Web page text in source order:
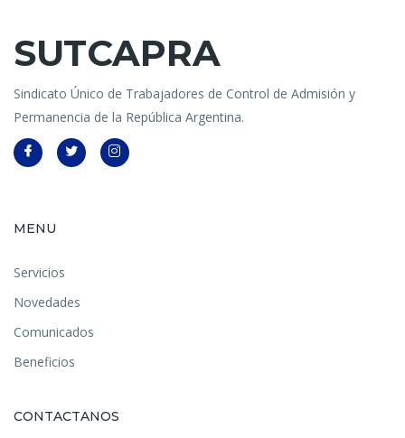
SUTCAPRA
Sindicato Único de Trabajadores de Control de Admisión y
Permanencia de la República Argentina.
MENU
Servicios
Novedades
Comunicados
Beneficios
CONTACTANOS